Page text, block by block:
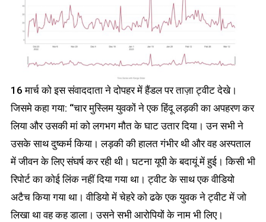
16 मार्च को इस संवाददाता ने दोपहर में हैंडल पर ताज़ा ट्वीट देखे।
जिसमे कहा गया: “चार मुस्लिम युवकों ने एक हिंदू लड़की का अपहरण कर
लिया और उसकी मां को लगभग मौत के घाट उतार दिया। उन सभी ने
उसके साथ दुष्कर्म किया। लड़की की हालत गंभीर थी और वह अस्पताल
में जीवन के लिए संघर्ष कर रही थी। घटना यूपी के बदायूं में हुई। किसी भी
रिपोर्ट का कोई लिंक नहीं दिया गया था। ट्वीट के साथ एक वीडियो
अटैच किया गया था। वीडियो में चेहरे को ढके एक युवक ने ट्वीट में जो
लिखा था वह कह डाला। उसने सभी आरोपियों के नाम भी लिए।